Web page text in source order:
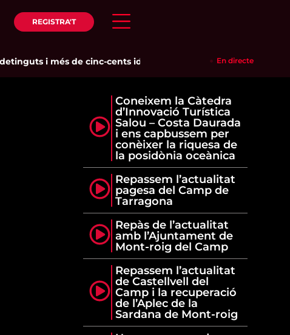
REGISTRA'T
i més de cinc-cents identificats en un dispositiu policial
En directe
Coneixem la Càtedra
d’Innovació Turística
Salou – Costa Daurada
i ens capbussem per
conèixer la riquesa de
la posidònia oceànica
Repassem l’actualitat
pagesa del Camp de
Tarragona
Repàs de l’actualitat
amb l’Ajuntament de
Mont-roig del Camp
Repassem l’actualitat
de Castellvell del
Camp i la recuperació
de l’Aplec de la
Sardana de Mont-roig